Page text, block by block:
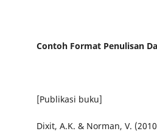
Contoh Format Penulisan
[Publikasi buku]
Dixit, A.K. & Norman, V.